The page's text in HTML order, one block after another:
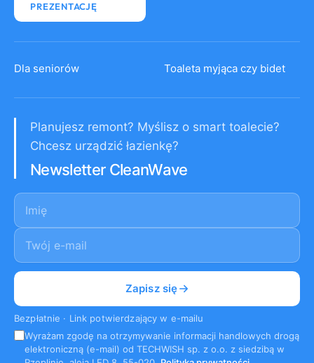
PREZENTACJĘ
Dla seniorów Toaleta myjąca czy bidet
Planujesz remont? Myślisz o smart toalecie?
Chcesz urządzić łazienkę?
Newsletter CleanWave
Imię
E-mail
Zapisz się
Bezpłatnie · Link potwierdzający w e-mailu
Wyrażam zgodę na otrzymywanie informacji handlowych drogą
elektroniczną (e-mail) od TECHWISH sp. z o.o. z siedzibą w